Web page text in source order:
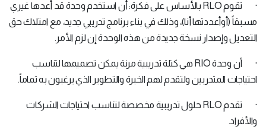
· تقوم RLO بالأساس على فكرة: أن استخدم وحدة قد أعدها غيري
مسبقاً (أوأعددتها أنا)، وذلك في بناء برنامج تدريبي جديد، مع امتلاك حق
التعديل وإصدار نسخة جديدة من هذه الوحدة إن لزم الأمر.
· أن وحدة RIO هي كتلة تدريبية مرنة يمكن تصميمها لتناسب
احتياجات المتدربين ولتقدم لهم الخبرة والتطوير الذي يرغبون به تماماً.
· تقدم RLO حلول تدريبية مخصصة لتناسب احتياجات الشركات
والأفراد.